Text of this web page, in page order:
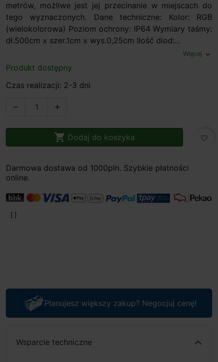
metrów, możliwe jest jej przecinanie w miejscach do
tego wyznaczonych. Dane techniczne: Kolor: RGB
(wielokolorowa) Poziom ochrony: IP64 Wymiary taśmy:
dł.500cm x szer.1cm x wys.0,25cm Ilość diod:...
Więcej expand_more
Produkt dostępny
Czas realizacji: 2-3 dni
 
 Dodaj do koszyka favorite_border
Darmowa dostawa od 1000pln. Szybkie płatności
online.
Planujesz większy zakup? Negocjuj cenę!
Wsparcie techniczne